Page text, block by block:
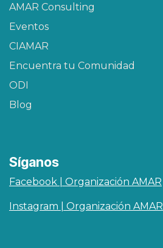
AMAR Consulting
Eventos
CIAMAR​
Encuentra tu Comunidad
ODI
Blog
Síganos
Facebook | Organización AMAR
Instagram | Organización AMAR